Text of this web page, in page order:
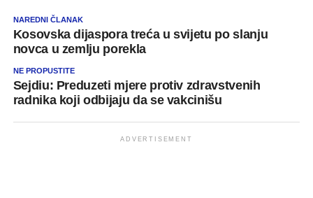
NAREDNI ČLANAK
Kosovska dijaspora treća u svijetu po slanju
novca u zemlju porekla
NE PROPUSTITE
Sejdiu: Preduzeti mjere protiv zdravstvenih
radnika koji odbijaju da se vakcinišu
ADVERTISEMENT